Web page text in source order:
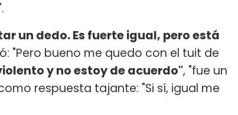
un dedo. Es fuerte igual, pero está
"Pero bueno me quedo con el tuit de
y no estoy de acuerdo", "fue un
respuesta tajante: "Si sí, igual me